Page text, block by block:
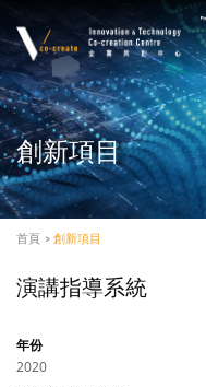
創新項目
首頁 > 創新項目
演講指導系統
年份
2020